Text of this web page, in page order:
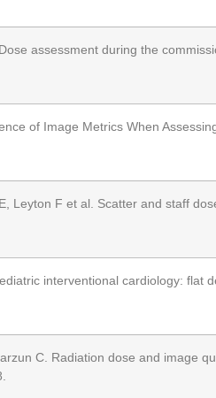
assessment during the
of Image Metrics When
F et al. Scatter and staff
interventional cardiology: flat
C. Radiation dose and image